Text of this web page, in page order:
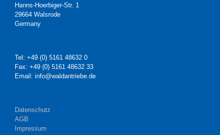
Hanns-Hoerbiger-Str. 1
29664 Walsrode
Germany
Tel: +49 (0) 5161 48632 0
Fax: +49 (0) 5161 48632 33
Email: info@waldantriebe.de
Datenschutz
AGB
Impressum